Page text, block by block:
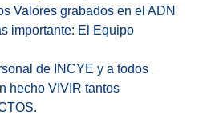
Valores grabados en el ADN
importante: El Equipo
de INCYE y a todos
hecho VIVIR tantos